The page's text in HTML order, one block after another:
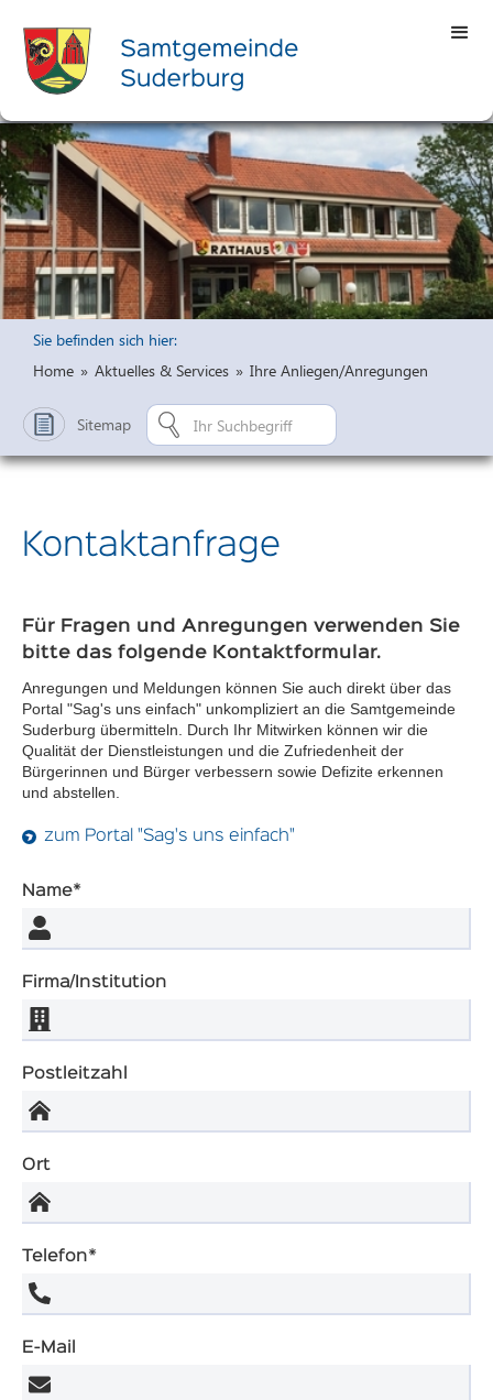
Sie befinden sich hier:
Home » Aktuelles & Services » Ihre Anliegen/Anregungen
Sitemap
Kontaktanfrage
Für Fragen und Anregungen verwenden Sie
bitte das folgende Kontaktformular.
Anregungen und Meldungen können Sie auch direkt über das
Portal "Sag's uns einfach" unkompliziert an die Samtgemeinde
Suderburg übermitteln. Durch Ihr Mitwirken können wir die
Qualität der Dienstleistungen und die Zufriedenheit der
Bürgerinnen und Bürger verbessern sowie Defizite erkennen
und abstellen.
zum Portal "Sag's uns einfach"
Name*
Firma/Institution
Postleitzahl
Ort
Telefon*
E-Mail